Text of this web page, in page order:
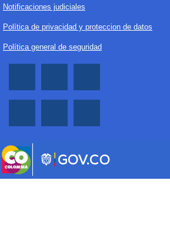
Notificaciones judiciales
Política de privacidad y proteccion de datos
Política general de seguridad